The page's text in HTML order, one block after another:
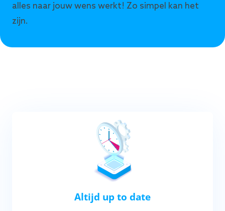
alles naar jouw wens werkt! Zo simpel kan het
zijn.
Altijd up to date